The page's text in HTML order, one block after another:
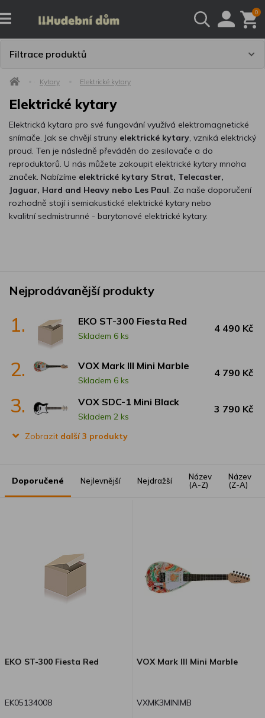
0
Filtrace produktů
Kytary Elektrické kytary
Elektrické kytary
Elektrická kytara pro své fungování využívá elektromagnetické
snímače. Jak se chvějí struny elektrické kytary, vzniká elektrický
proud. Ten je následně převáděn do zesilovače a do
reproduktorů. U nás můžete zakoupit elektrické kytary mnoha
značek. Nabízíme elektrické kytary Strat, Telecaster,
Jaguar, Hard and Heavy nebo Les Paul. Za naše doporučení
rozhodně stojí i semiakustické elektrické kytary nebo
kvalitní sedmistrunné - barytonové elektrické kytary.
Nejprodávanější produkty
1. EKO ST-300 Fiesta Red
Skladem 6 ks
4 490 Kč
2. VOX Mark III Mini Marble
Skladem 6 ks
4 790 Kč
3. VOX SDC-1 Mini Black
Skladem 2 ks
3 790 Kč
Zobrazit další 3 produkty
Doporučené Nejlevnější Nejdražší
Název
(A-Z)
Název
(Z-A)
EKO ST-300 Fiesta Red
EK05134008
VOX Mark III Mini Marble
VXMK3MINIMB